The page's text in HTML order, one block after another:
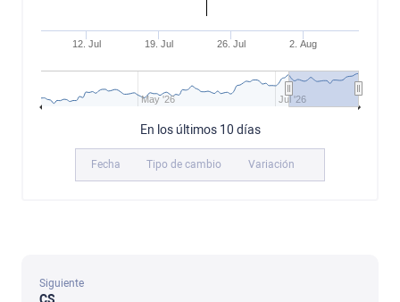
12. Jul 19. Jul 26. Jul 2. Aug
May '26 Jul '26
En los últimos 10 días
Fecha Tipo de cambio Variación
Siguiente